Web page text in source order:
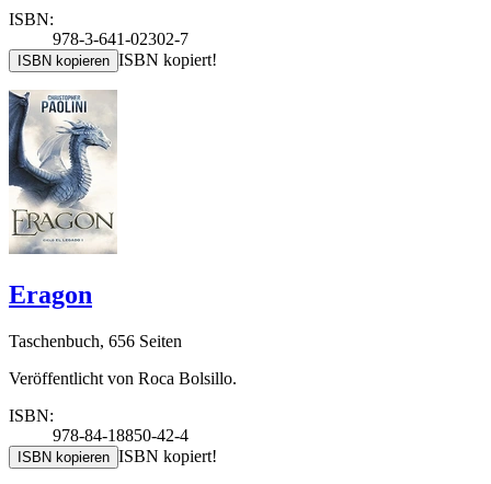
ISBN:
978-3-641-02302-7
ISBN kopieren ISBN kopiert!
Eragon
Taschenbuch, 656 Seiten
Veröffentlicht von Roca Bolsillo.
ISBN:
978-84-18850-42-4
ISBN kopieren ISBN kopiert!